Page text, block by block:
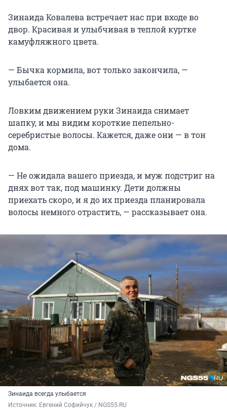
Зинаида Ковалева встречает нас при входе во
двор. Красивая и улыбчивая в теплой куртке
камуфляжного цвета.
— Бычка кормила, вот только закончила, —
улыбается она.
Ловким движением руки Зинаида снимает
шапку, и мы видим короткие пепельно-
серебристые волосы. Кажется, даже они — в тон
дома.
— Не ожидала вашего приезда, и муж подстриг на
днях вот так, под машинку. Дети должны
приехать скоро, и я до их приезда планировала
волосы немного отрастить, — рассказывает она.
Зинаида всегда улыбается
Источник: Евгений Софийчук / NGS55.RU